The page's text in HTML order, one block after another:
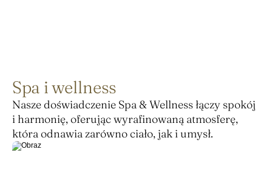
Spa i wellness
Nasze doświadczenie Spa & Wellness łączy spokój
i harmonię, oferując wyrafinowaną atmosferę,
która odnawia zarówno ciało, jak i umysł.